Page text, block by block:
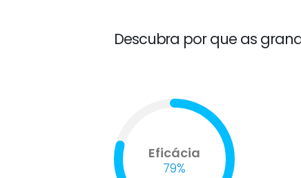
Descubra por que as
Eficácia
79%